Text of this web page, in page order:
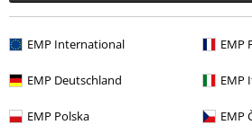
EMP International EMP
EMP Deutschland EMP
EMP Polska EMP
Band Merch Media DVDs
Ofertas % Media
Band Merch Top Bands Böhse Onkelz
Band Merch